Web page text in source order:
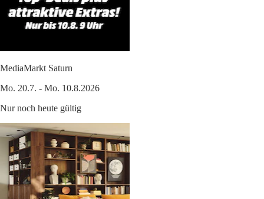
MediaMarkt Saturn
Mo. 20.7. - Mo. 10.8.2026
Nur noch heute gültig